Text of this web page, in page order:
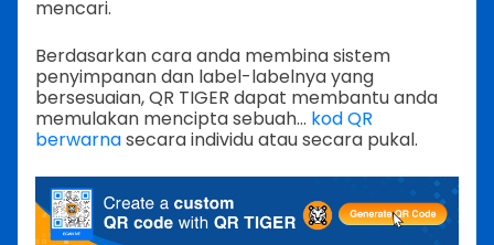
mencari.
Berdasarkan cara anda membina sistem
penyimpanan dan label-labelnya yang
bersesuaian, QR TIGER dapat membantu anda
memulakan mencipta sebuah... kod QR
berwarnasecara individu atau secara pukal.